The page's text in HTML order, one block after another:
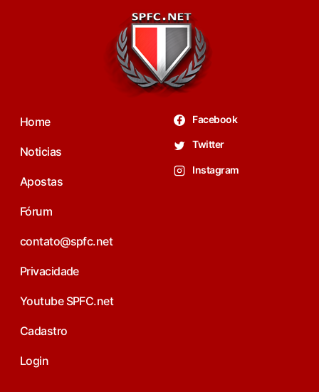
Home
Noticias
Apostas
Fórum
contato@spfc.net
Privacidade
Youtube SPFC.net
Cadastro
Login
Facebook
Twitter
Instagram